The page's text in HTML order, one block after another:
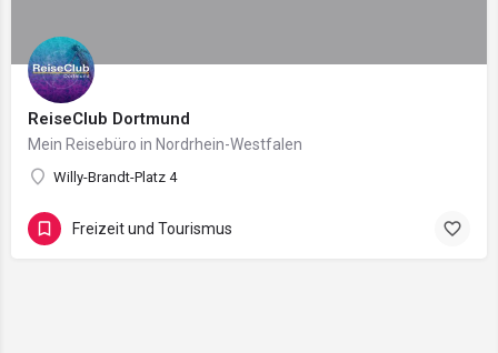
ReiseClub Dortmund
Mein Reisebüro in Nordrhein-Westfalen
Willy-Brandt-Platz 4
Freizeit und Tourismus